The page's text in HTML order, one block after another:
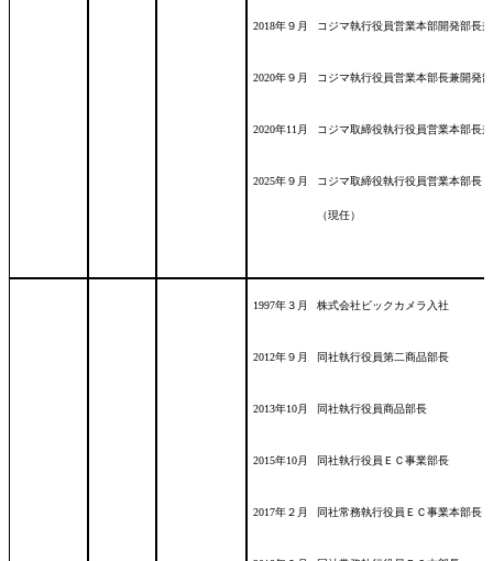
2018年９月 コジマ執行役員営業本部開発部長
2020年９月 コジマ執行役員営業本部長兼開発
2020年11月 コジマ取締役執行役員営業本部長
2025年９月 コジマ取締役執行役員営業本部長
（現任）
1997年３月 株式会社ビックカメラ入社
2012年９月 同社執行役員第二商品部長
2013年10月 同社執行役員商品部長
2015年10月 同社執行役員ＥＣ事業部長
2017年２月 同社常務執行役員ＥＣ事業本部長